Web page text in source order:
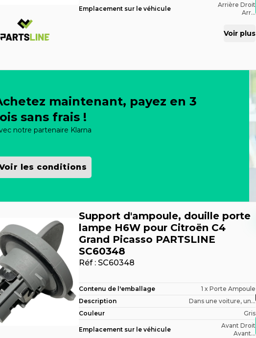
Emplacement sur le véhicule
Arrière Droit
Arr...
Voir plus
maintenant, payez en 3
sans frais !
notre partenaire Klarna
les conditions
Support d'ampoule, douille porte
lampe H6W pour Citroën C4
Grand Picasso PARTSLINE
SC60348
Réf : SC60348
Contenu de l'emballage
1 x Porte Ampoule
Description
Dans une voiture, un...
Couleur
Gris
Emplacement sur le véhicule
Avant Droit
Avant...